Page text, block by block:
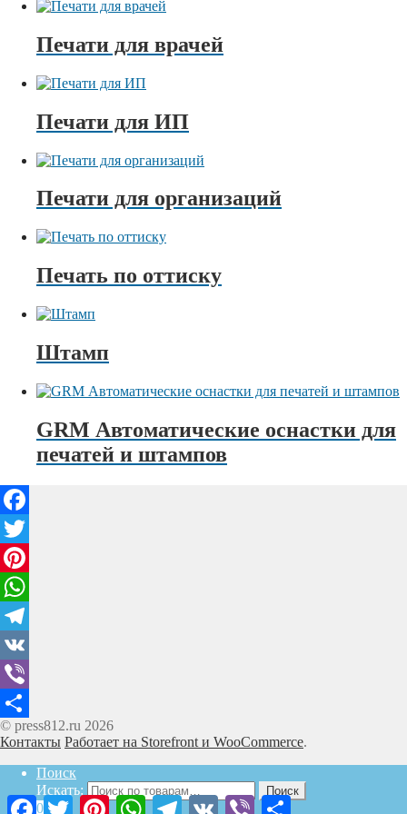
Печати для врачей
Печати для ИП
Печати для организаций
Печать по оттиску
Штамп
GRM Автоматические оснастки для
печатей и штампов
Facebook
Twitter
Pinterest
WhatsApp
Telegram
VK
Viber
Отправить
© press812.ru 2026
Контакты Работает на Storefront и WooCommerce.
Поиск
Искать:
Поиск
0
FacebookTwitterPinterestWhatsAppTelegram
VK Viber Отправить